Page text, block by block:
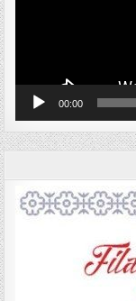
00:00